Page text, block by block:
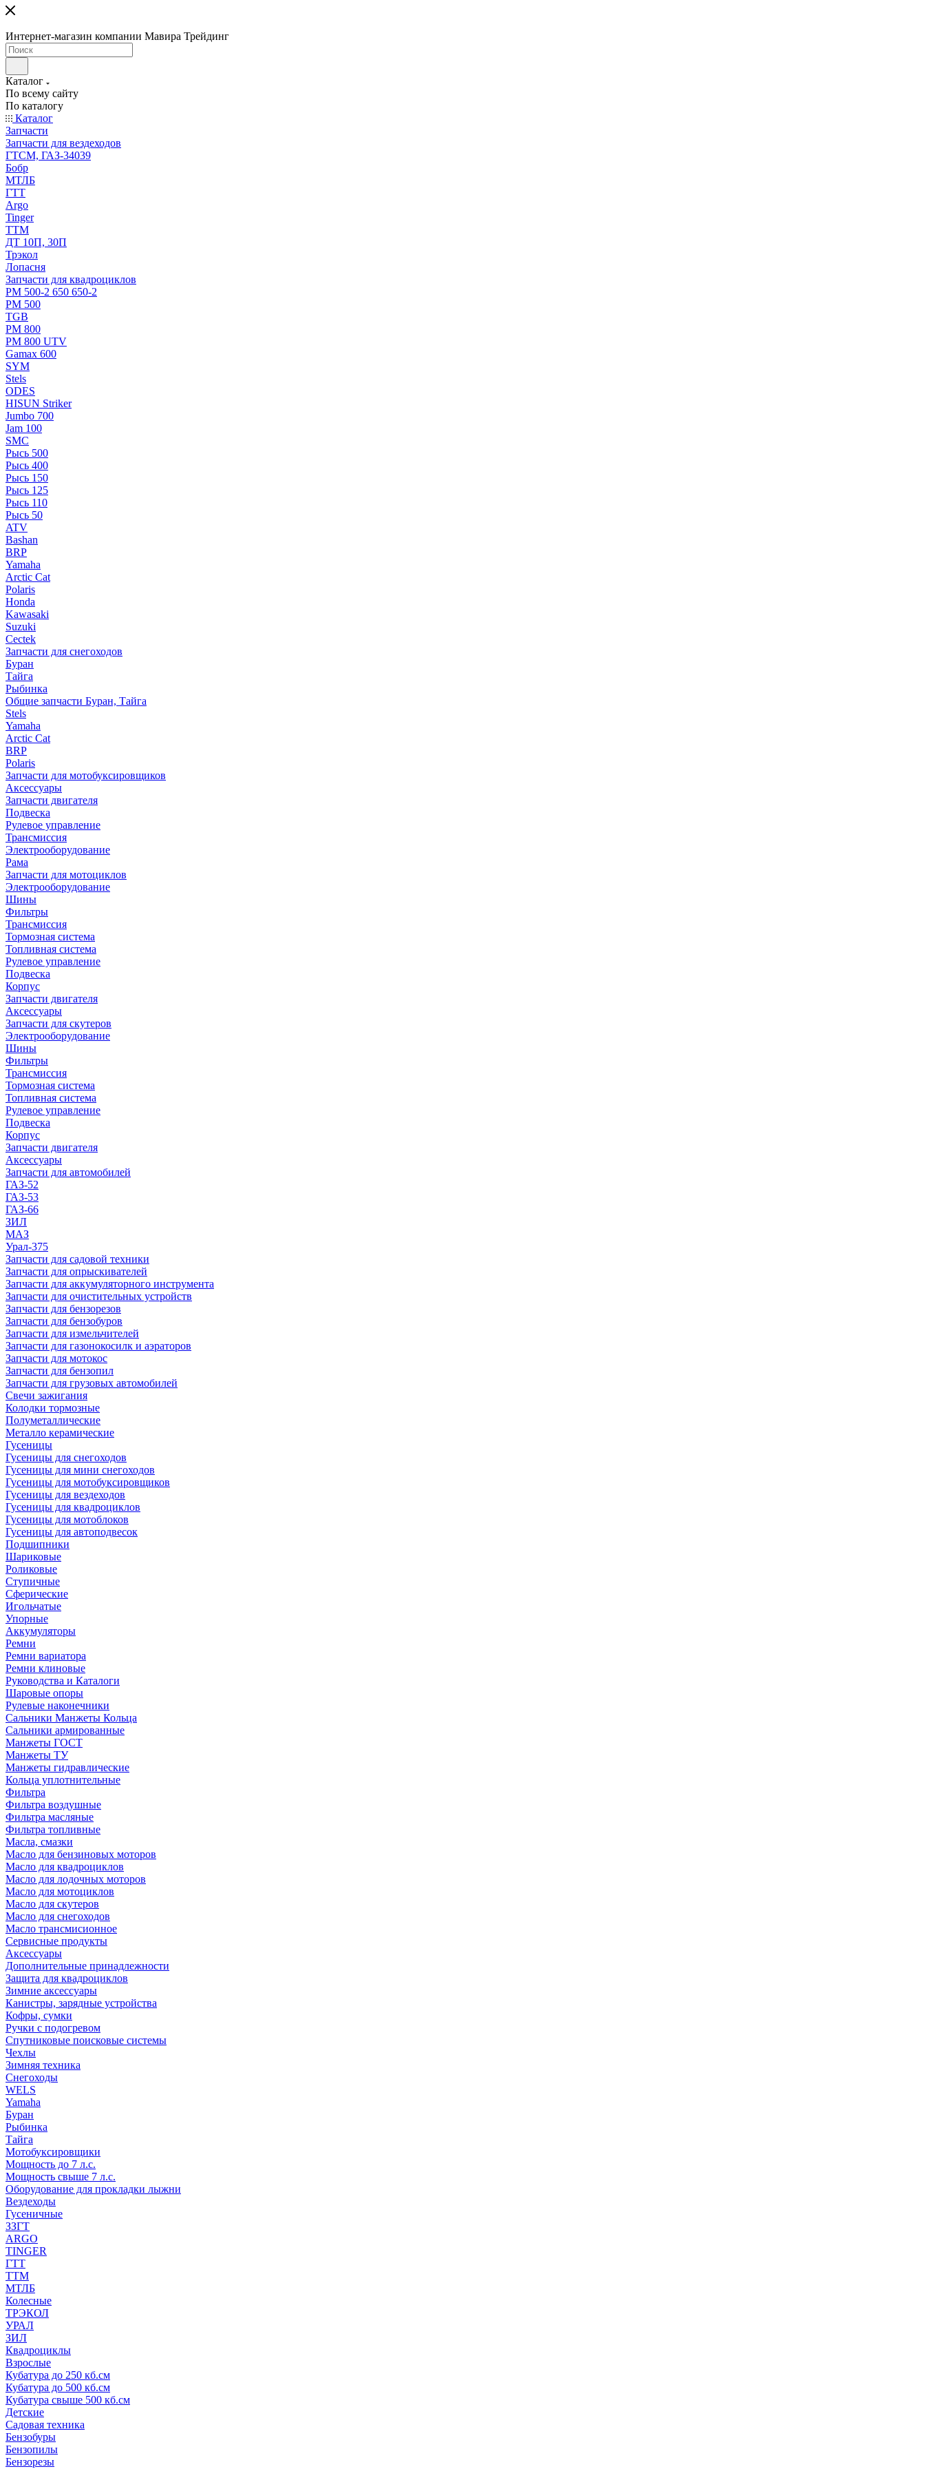
Интернет-магазин компании Мавира Трейдинг
Каталог
По всему сайту
По каталогу
Каталог
Запчасти
Запчасти для вездеходов
ГТСМ, ГАЗ-34039
Бобр
МТЛБ
ГТТ
Argo
Tinger
ТТМ
ДТ 10П, 30П
Трэкол
Лопасня
Запчасти для квадроциклов
РМ 500-2 650 650-2
РМ 500
TGB
РМ 800
РМ 800 UTV
Gamax 600
SYM
Stels
ОDЕS
HISUN Striker
Jumbo 700
Jam 100
SMC
Рысь 500
Рысь 400
Рысь 150
Рысь 125
Рысь 110
Рысь 50
ATV
Bashan
BRP
Yamaha
Arctic Cat
Polaris
Honda
Kawasaki
Suzuki
Cectek
Запчасти для снегоходов
Буран
Тайга
Рыбинка
Общие запчасти Буран, Тайга
Stels
Yamaha
Arctic Cat
BRP
Polaris
Запчасти для мотобуксировщиков
Аксессуары
Запчасти двигателя
Подвеска
Рулевое управление
Трансмиссия
Электрооборудование
Рама
Запчасти для мотоциклов
Электрооборудование
Шины
Фильтры
Трансмиссия
Тормозная система
Топливная система
Рулевое управление
Подвеска
Корпус
Запчасти двигателя
Аксессуары
Запчасти для скутеров
Электрооборудование
Шины
Фильтры
Трансмиссия
Тормозная система
Топливная система
Рулевое управление
Подвеска
Корпус
Запчасти двигателя
Аксессуары
Запчасти для автомобилей
ГАЗ-52
ГАЗ-53
ГАЗ-66
ЗИЛ
МАЗ
Урал-375
Запчасти для садовой техники
Запчасти для опрыскивателей
Запчасти для аккумуляторного инструмента
Запчасти для очистительных устройств
Запчасти для бензорезов
Запчасти для бензобуров
Запчасти для измельчителей
Запчасти для газонокосилк и аэраторов
Запчасти для мотокос
Запчасти для бензопил
Запчасти для грузовых автомобилей
Свечи зажигания
Колодки тормозные
Полуметаллические
Металло керамические
Гусеницы
Гусеницы для снегоходов
Гусеницы для мини снегоходов
Гусеницы для мотобуксировщиков
Гусеницы для вездеходов
Гусеницы для квадроциклов
Гусеницы для мотоблоков
Гусеницы для автоподвесок
Подшипники
Шариковые
Роликовые
Ступичные
Сферические
Игольчатые
Упорные
Аккумуляторы
Ремни
Ремни вариатора
Ремни клиновые
Руководства и Каталоги
Шаровые опоры
Рулевые наконечники
Сальники Манжеты Кольца
Сальники армированные
Манжеты ГОСТ
Манжеты ТУ
Манжеты гидравлические
Кольца уплотнительные
Фильтра
Фильтра воздушные
Фильтра масляные
Фильтра топливные
Масла, смазки
Масло для бензиновых моторов
Масло для квадроциклов
Масло для лодочных моторов
Масло для мотоциклов
Масло для скутеров
Масло для снегоходов
Масло трансмисионное
Сервисные продукты
Аксессуары
Дополнительные принадлежности
Защита для квадроциклов
Зимние аксессуары
Канистры, зарядные устройства
Кофры, сумки
Ручки с подогревом
Спутниковые поисковые системы
Чехлы
Зимняя техника
Снегоходы
WELS
Yamaha
Буран
Рыбинка
Тайга
Мотобуксировщики
Мощность до 7 л.с.
Мощность свыше 7 л.с.
Оборудование для прокладки лыжни
Вездеходы
Гусеничные
ЗЗГТ
ARGO
TINGER
ГТТ
ТТМ
МТЛБ
Колесные
ТРЭКОЛ
УРАЛ
ЗИЛ
Квадроциклы
Взрослые
Кубатура до 250 кб.см
Кубатура до 500 кб.см
Кубатура свыше 500 кб.см
Детские
Садовая техника
Бензобуры
Бензопилы
Бензорезы